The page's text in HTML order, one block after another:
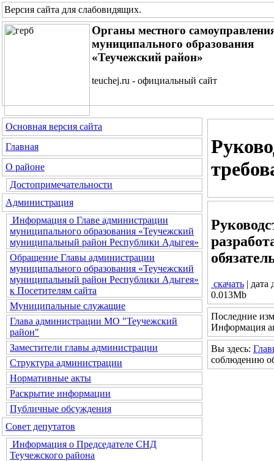
Версия сайта для слабовидящих.
Органы местного
муниципального образования
«Теучежский район»
teuchej.ru - официальный сайт
Основная версия сайта
Главная
О районе
Достопримечательности
Администрация
Информация о Главе администрации
муниципального образования «Теучежский
муниципальный район Республики Адыгея»
Обращение Главы администрации
муниципального образования «Теучежский
муниципальный район Республики Адыгея»
к Посетителям сайта
Муниципальные служащие
Глава администрации МО "Теучежский
район"
Заместители главы администрации
Структура администрации
Нормативные акты
Раскрытие информации
Публичные обсуждения
Совет депутатов
Информация о Председателе СНД
Теучежского района
скачать | дата
0.013Mb
Последние
Информация
Вы здесь:
соблюдению